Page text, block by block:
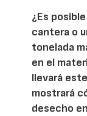
¿Es
cantera o
tonelada
en el
llevará
mostrará
desecho